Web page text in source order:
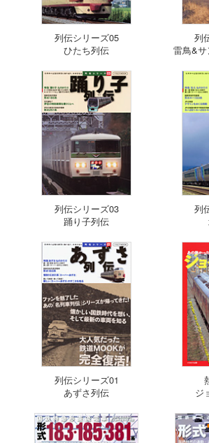
列伝シリーズ05
ひたち列伝
列
雷鳥&
列伝シリーズ03
踊り子列伝
列
列伝シリーズ01
あずさ列伝
ジ